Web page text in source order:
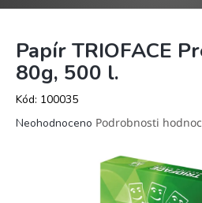
Papír TRIOFACE
80g, 500 l.
Kód: 100035
Průměrné
Neohodnoceno Podrobnosti